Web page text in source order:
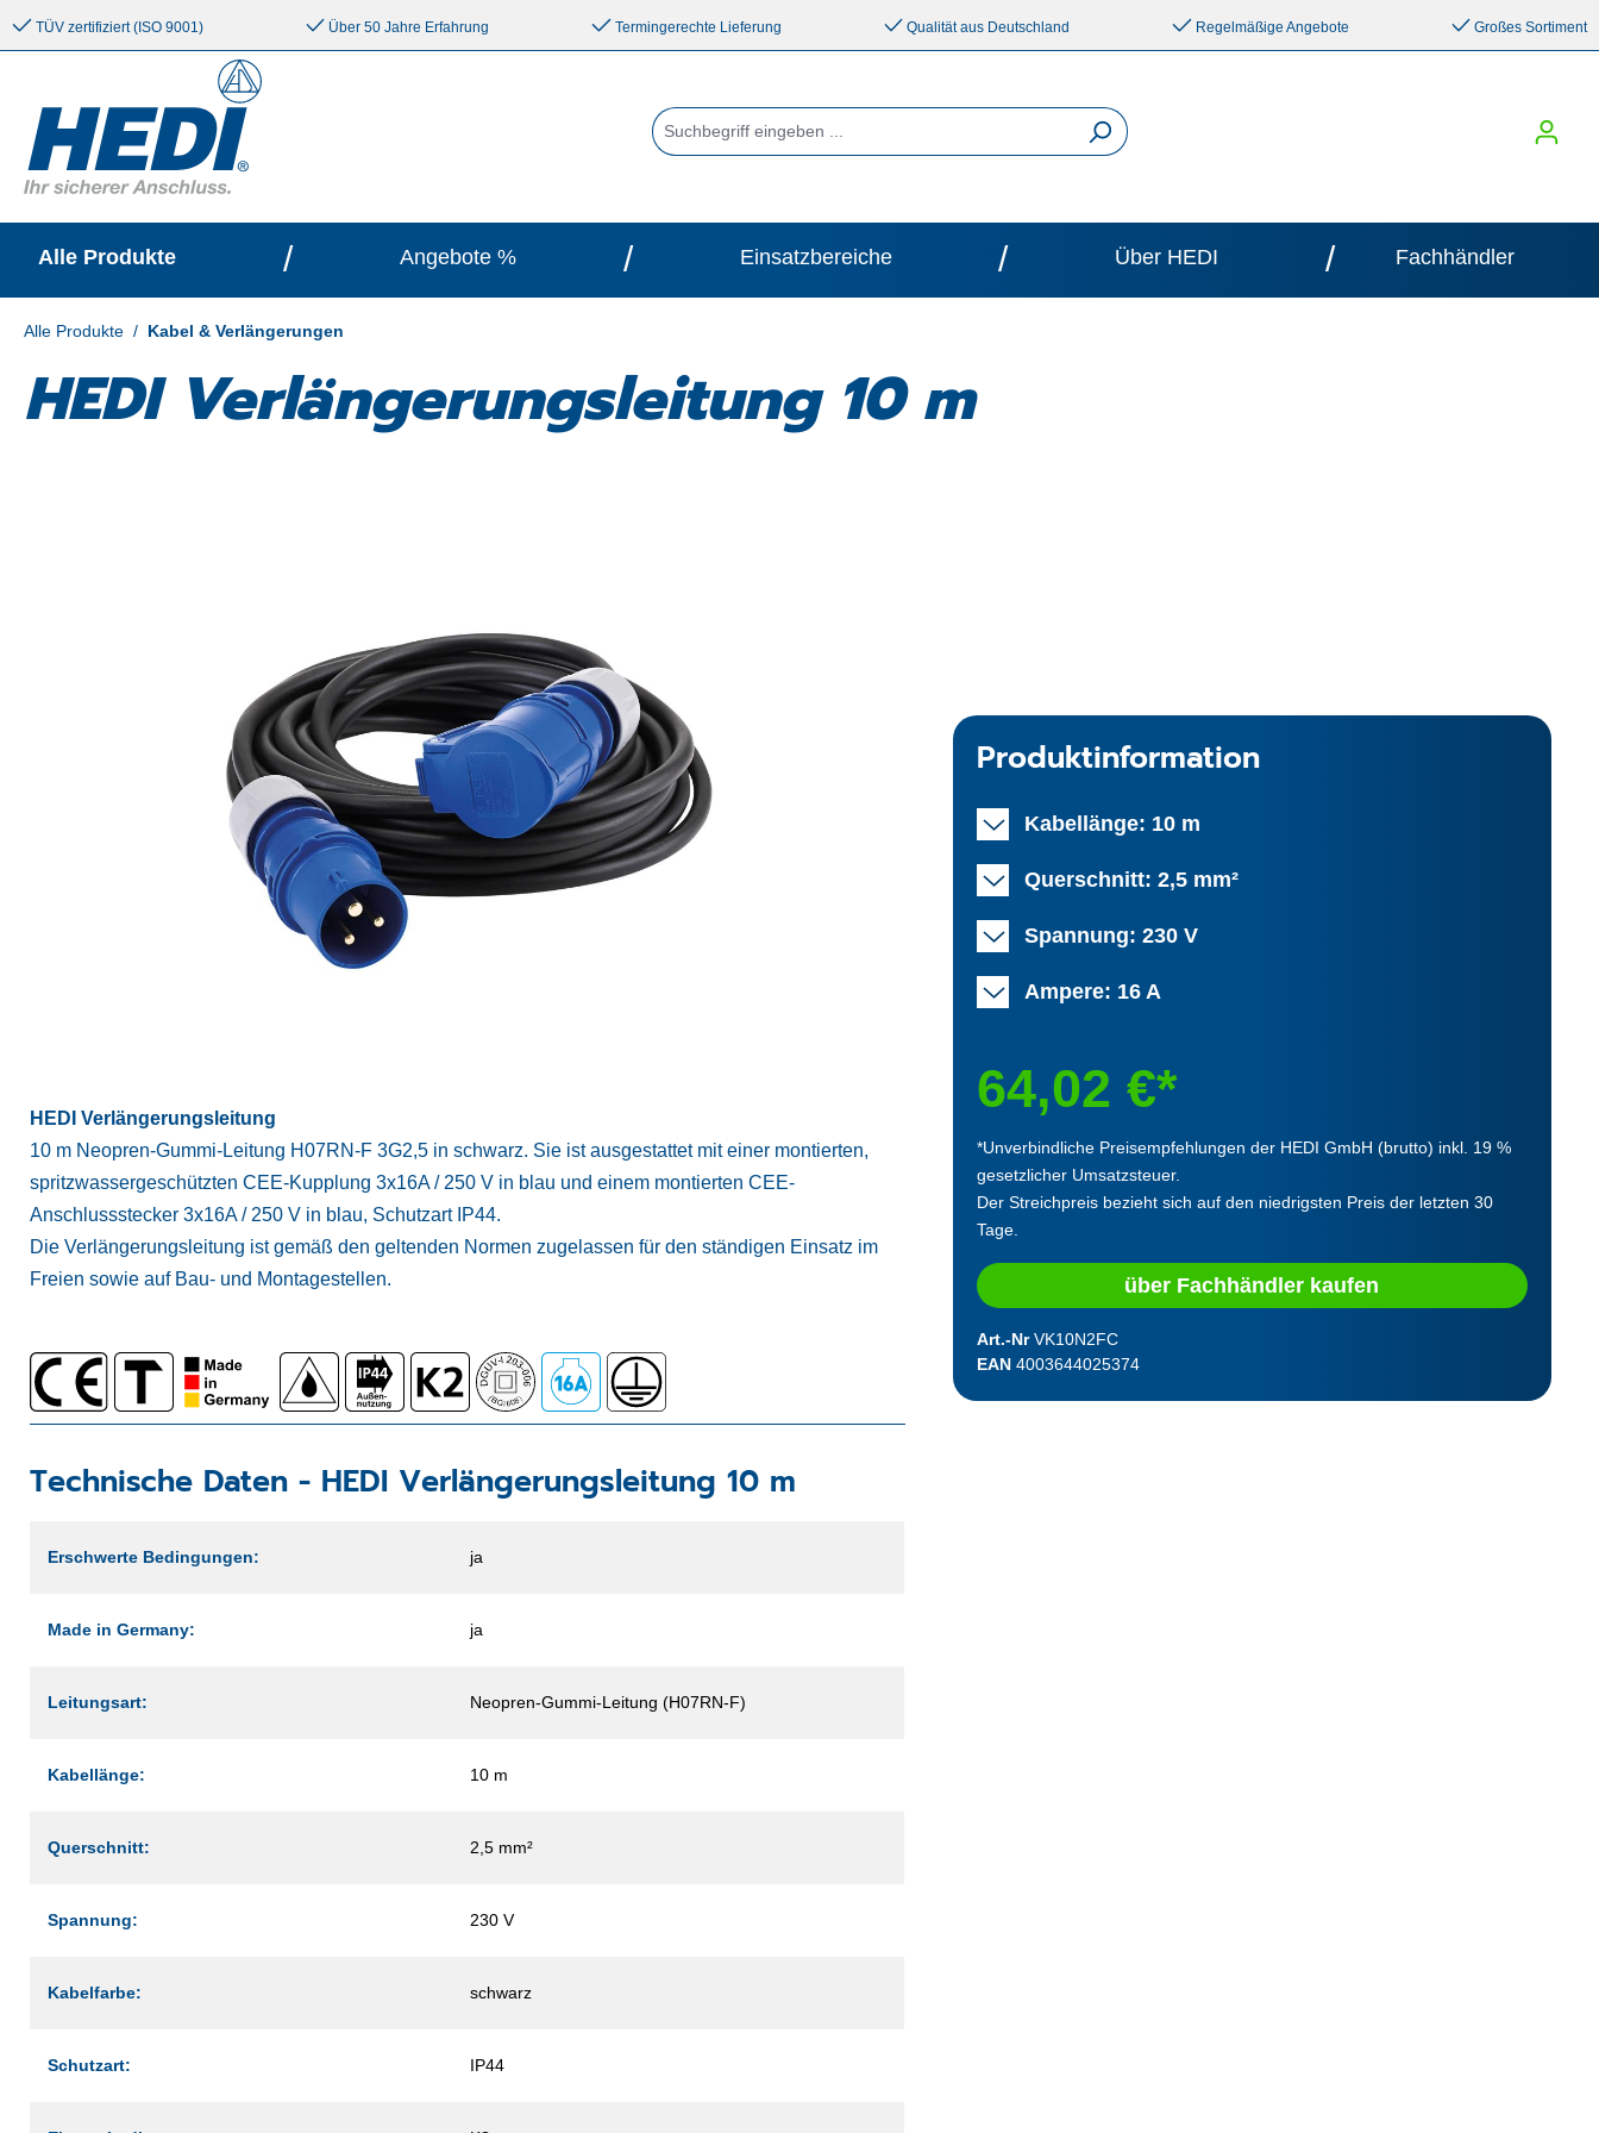
springen Zur Hauptnavigation springen
TÜV zertifiziert (ISO 9001) Über 50 Jahre Erfahrung Termingerechte Lieferung Qualität aus Deutschland Regelmäßige Angebote Großes Sortiment
Alle Produkte / Angebote % / Einsatzbereiche / Über HEDI / Fachhändler
Alle Produkte / Kabel & Verlängerungen
HEDI Verlängerungsleitung 10 m
HEDI Verlängerungsleitung
10 m Neopren-Gummi-Leitung H07RN-F 3G2,5 in schwarz. Sie ist ausgestattet mit einer montierten,
spritzwassergeschützten CEE-Kupplung 3x16A / 250 V in blau und einem montierten CEE-
Anschlussstecker 3x16A / 250 V in blau, Schutzart IP44.
Die Verlängerungsleitung ist gemäß den geltenden Normen zugelassen für den ständigen Einsatz im
Freien sowie auf Bau- und Montagestellen.
Technische Daten - HEDI Verlängerungsleitung 10 m
Erschwerte Bedingungen: ja
Made in Germany: ja
Leitungsart: Neopren-Gummi-Leitung (H07RN-F)
Kabellänge: 10 m
Querschnitt: 2,5 mm²
Spannung: 230 V
Kabelfarbe: schwarz
Schutzart: IP44
Produktinformation
Kabellänge: 10 m
Querschnitt: 2,5 mm²
Spannung: 230 V
Ampere: 16 A
64,02 €*
*Unverbindliche Preisempfehlungen der HEDI GmbH (brutto) inkl. 19 %
gesetzlicher Umsatzsteuer.
Der Streichpreis bezieht sich auf den niedrigsten Preis der letzten 30
Tage.
über Fachhändler kaufen
Art.-NrVK10N2FC
EAN 4003644025374